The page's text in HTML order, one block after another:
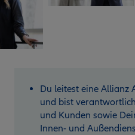
Du leitest eine Allianz
und bist
und Kunden sowie
Innen- und